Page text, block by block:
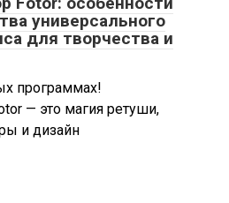
универсального
для творчества и
программах!
— это магия ретуши,
и дизайн